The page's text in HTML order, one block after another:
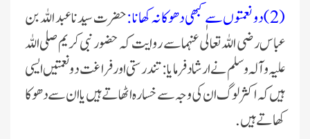
(2) دو نعمتوں سے کبھی دھوکا نہ کھانا :
حضرت سیدنا عبد اللہ بن
عباس رضی اللہ تعالٰی عنہما سے روایت کہ حضور نبی کریم صلی اللہ
علیہ وآلہ وسلم نے ارشاد فرمایا: تندرستی اور فراغت دو نعمتیں ایسی
ہیں کہ اکثر لوگ ان کی وجہ سے خسارہ اٹھاتے ہیں یا ان سے دھوکا
کھاتے ہیں.